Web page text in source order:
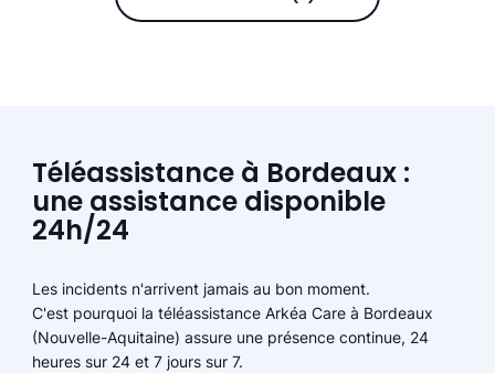
Téléassistance à Bordeaux :
une assistance disponible
24h/24
Les incidents n'arrivent jamais au bon moment.
C'est pourquoi la téléassistance Arkéa Care à Bordeaux
(Nouvelle-Aquitaine) assure une présence continue, 24
heures sur 24 et 7 jours sur 7.